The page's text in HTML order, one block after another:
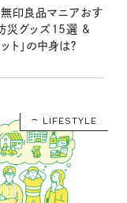
無印良品マニアおす
災グッズ15選 &
ット」の中身は？
LIFESTYLE